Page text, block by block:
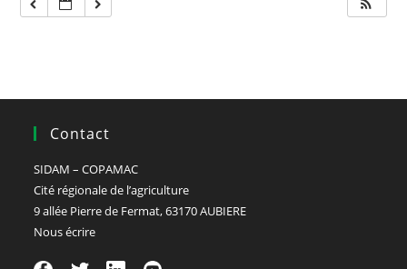
Contact
SIDAM – COPAMAC
Cité régionale de l’agriculture
9 allée Pierre de Fermat, 63170 AUBIERE
Nous écrire